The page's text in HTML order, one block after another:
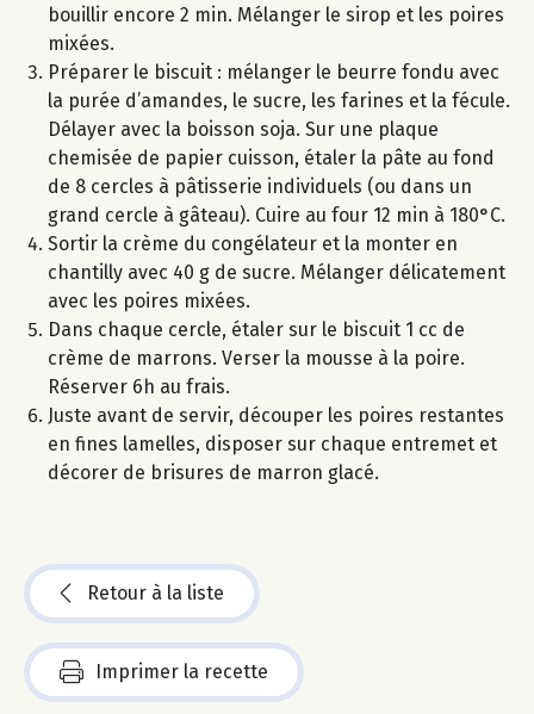
bouillir encore 2 min. Mélanger le sirop et les poires
mixées.
Préparer le biscuit : mélanger le beurre fondu avec
la purée d’amandes, le sucre, les farines et la fécule.
Délayer avec la boisson soja. Sur une plaque
chemisée de papier cuisson, étaler la pâte au fond
de 8 cercles à pâtisserie individuels (ou dans un
grand cercle à gâteau). Cuire au four 12 min à 180°C.
Sortir la crème du congélateur et la monter en
chantilly avec 40 g de sucre. Mélanger délicatement
avec les poires mixées.
Dans chaque cercle, étaler sur le biscuit 1 cc de
crème de marrons. Verser la mousse à la poire.
Réserver 6h au frais.
Juste avant de servir, découper les poires restantes
en fines lamelles, disposer sur chaque entremet et
décorer de brisures de marron glacé.
Retour à la liste
Imprimer la recette